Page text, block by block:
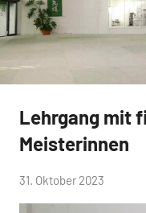
Allgemein
Lehrgang mit
Meisterinnen
von
Vorstand
31. Oktober 2023